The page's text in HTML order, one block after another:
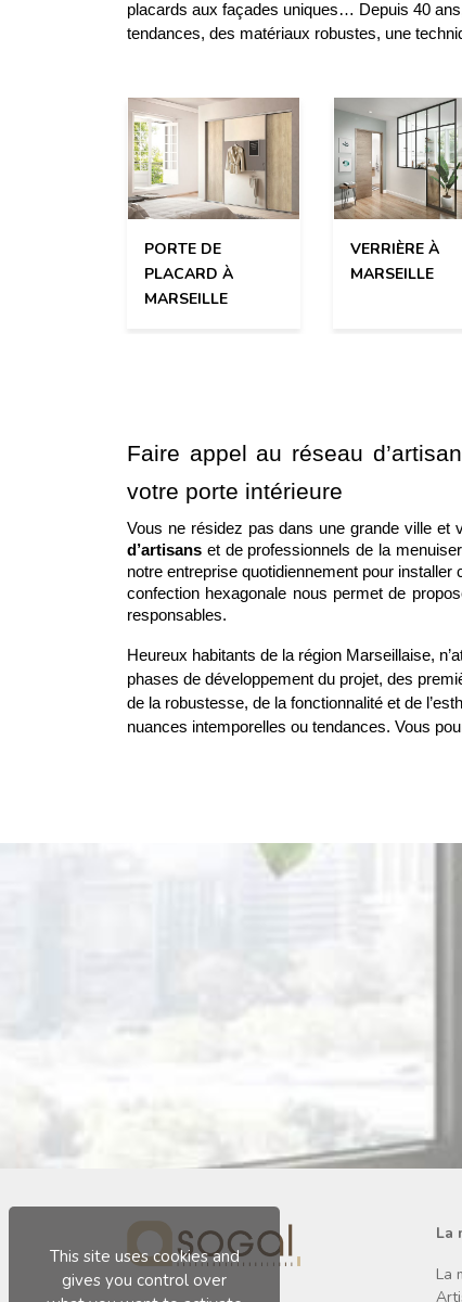
placards aux façades uniques… Depuis 40
tendances, des matériaux robustes, une
PORTE DE
PLACARD À
MARSEILLE
VERRIÈRE À
MARSEILLE
Faire appel au réseau
votre porte intérieure
Vous ne résidez pas dans une grande ville et
d’artisans et de professionnels de la
notre entreprise quotidiennement pour
confection hexagonale nous permet de
responsables.
Heureux habitants de la région Marseillaise,
phases de développement du projet, des
de la robustesse, de la fonctionnalité et de
nuances intemporelles ou tendances. Vous
La
La
This site uses cookies and
gives you control over